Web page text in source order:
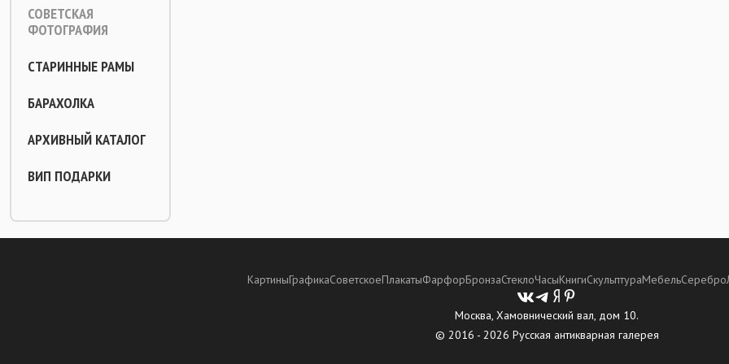
СОВЕТСКАЯ
ФОТОГРАФИЯ
СТАРИННЫЕ РАМЫ
БАРАХОЛКА
АРХИВНЫЙ КАТАЛОГ
ВИП ПОДАРКИ
КартиныГрафикаСоветскоеПлакатыФарфорБронзаСтеклоЧасыКнигиСкульптураМебельСеребро
Москва, Хамовнический вал, дом 10.
© 2016 - 2026 Русская антикварная галерея